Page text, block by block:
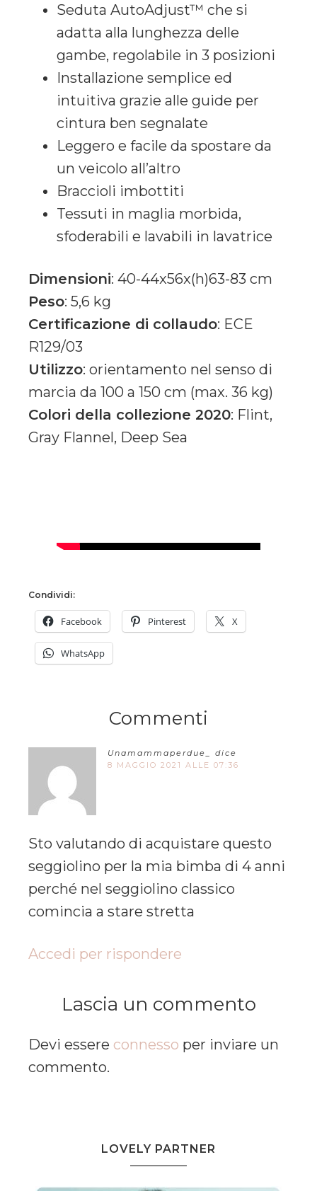
Seduta AutoAdjust™ che si
adatta alla lunghezza delle
gambe, regolabile in 3 posizioni
Installazione semplice ed
intuitiva grazie alle guide per
cintura ben segnalate
Leggero e facile da spostare da
un veicolo all’altro
Braccioli imbottiti
Tessuti in maglia morbida,
sfoderabili e lavabili in lavatrice
Dimensioni: 40-44x56x(h)63-83 cm
Peso: 5,6 kg
Certificazione di collaudo: ECE
R129/03
Utilizzo: orientamento nel senso di
marcia da 100 a 150 cm (max. 36 kg)
Colori della collezione 2020: Flint,
Gray Flannel, Deep Sea
Condividi:
Facebook Pinterest X
WhatsApp
Commenti
Unamammaperdue_
dice
8 MAGGIO 2021 ALLE 07:36
Sto valutando di acquistare questo
seggiolino per la mia bimba di 4 anni
perché nel seggiolino classico
comincia a stare stretta
Accedi per rispondere
Lascia un commento
Devi essere connesso per inviare un
commento.
LOVELY PARTNER